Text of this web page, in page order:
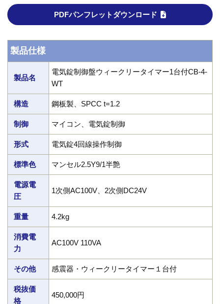
PDFパンフレットダウンロード
製品仕様
製品名
電気錠制御盤ウィークリータイマー1台付CB-4-
WT
構造 鋼板製、SPCC t=1.2
制御 マイコン、電気錠制御
形式 電気錠4回線操作制御
標準色 マンセル2.5Y9/1半艶
電源電
圧
1次側AC100V、2次側DC24V
重量 4.2kg
消費電
力
AC100V 110VA
その他 感震器・ウィークリータイマー１台付
税抜価
格
450,000円